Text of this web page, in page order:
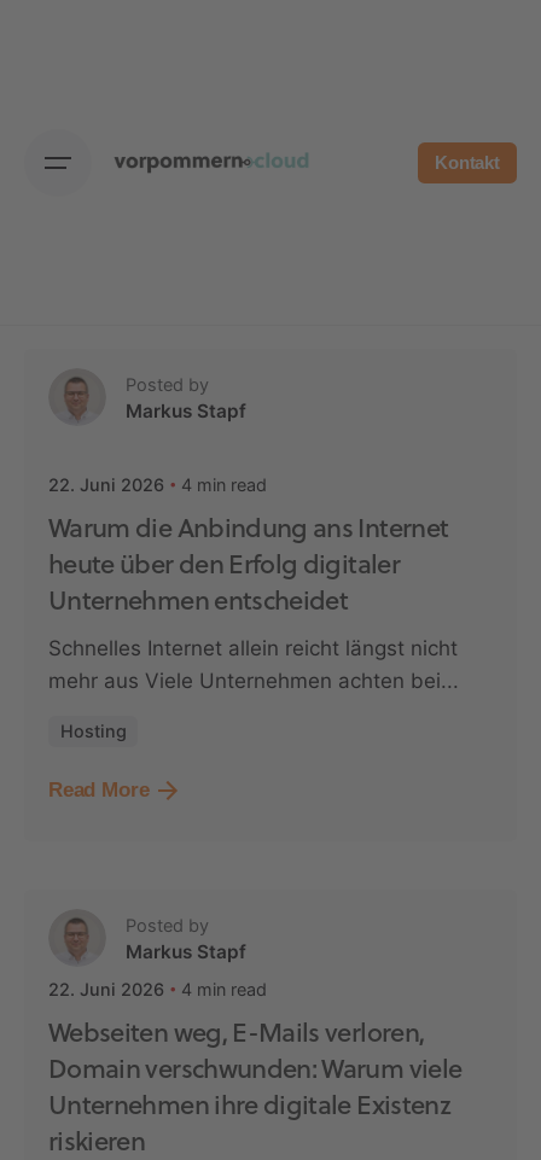
Kontakt
Posted by
Markus Stapf
22. Juni 2026 4 min read
Warum die Anbindung ans Internet
heute über den Erfolg digitaler
Unternehmen entscheidet
Schnelles Internet allein reicht längst nicht
mehr aus Viele Unternehmen achten bei...
Hosting
Read More
Posted by
Markus Stapf
22. Juni 2026 4 min read
Webseiten weg, E-Mails verloren,
Domain verschwunden: Warum viele
Unternehmen ihre digitale Existenz
riskieren